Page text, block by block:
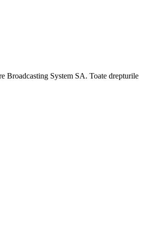
Broadcasting System SA. Toate drepturile